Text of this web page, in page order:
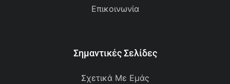
Επικοινωνία
Σημαντικές Σελίδες
Σχετικά Με Εμάς